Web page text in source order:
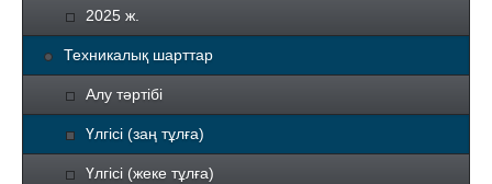
2025 ж.
Техникалық шарттар
Алу тәртібі
Үлгісі (заң тұлға)
Үлгісі (жеке тұлға)